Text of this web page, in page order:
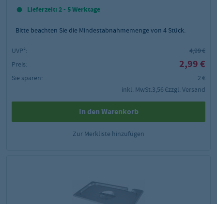
Lieferzeit: 2 - 5 Werktage
Bitte beachten Sie die Mindestabnahmemenge von 4 Stück.
UVP²:
4,99 €
Preis:
2,99 €
Sie sparen:
2 €
inkl. MwSt.3,56 €zzgl. Versand
In den Warenkorb
Zur Merkliste hinzufügen